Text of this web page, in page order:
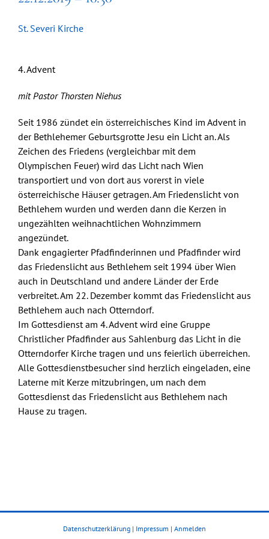
St. Severi Kirche
4. Advent
mit Pastor Thorsten Niehus
Seit 1986 zündet ein österreichisches Kind im Advent in
der Bethlehemer Geburtsgrotte Jesu ein Licht an. Als
Zeichen des Friedens (vergleichbar mit dem
Olympischen Feuer) wird das Licht nach Wien
transportiert und von dort aus vorerst in viele
österreichische Häuser getragen. Am Friedenslicht von
Bethlehem wurden und werden dann die Kerzen in
ungezählten weihnachtlichen Wohnzimmern
angezündet.
Dank engagierter Pfadfinderinnen und Pfadfinder wird
das Friedenslicht aus Bethlehem seit 1994 über Wien
auch in Deutschland und andere Länder der Erde
verbreitet. Am 22. Dezember kommt das Friedenslicht aus
Bethlehem auch nach Otterndorf.
Im Gottesdienst am 4. Advent wird eine Gruppe
Christlicher Pfadfinder aus Sahlenburg das Licht in die
Otterndorfer Kirche tragen und uns feierlich überreichen.
Alle Gottesdienstbesucher sind herzlich eingeladen, eine
Laterne mit Kerze mitzubringen, um nach dem
Gottesdienst das Friedenslicht aus Bethlehem nach
Hause zu tragen.
Datenschutzerklärung | Impressum | Anmelden